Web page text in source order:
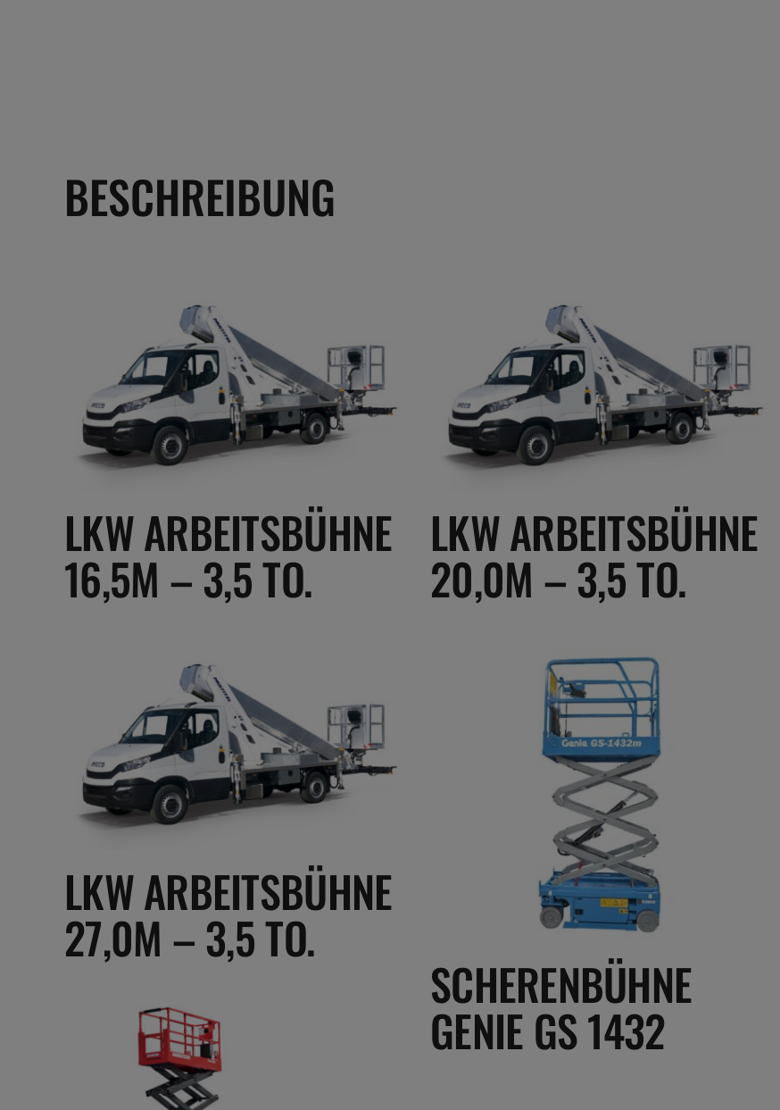
BESCHREIBUNG
LKW ARBEITSBÜHNE
16,5M – 3,5 TO.
LKW ARBEITSBÜHNE
20,0M – 3,5 TO.
LKW ARBEITSBÜHNE
27,0M – 3,5 TO.
SCHERENBÜHNE
GENIE GS 1432